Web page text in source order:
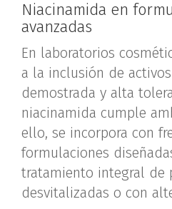
Niacinamida en
avanzadas
En laboratorios
a la inclusión de
demostrada y alta
niacinamida cumple
ello, se incorpora con
formulaciones
tratamiento integral de
desvitalizadas o con